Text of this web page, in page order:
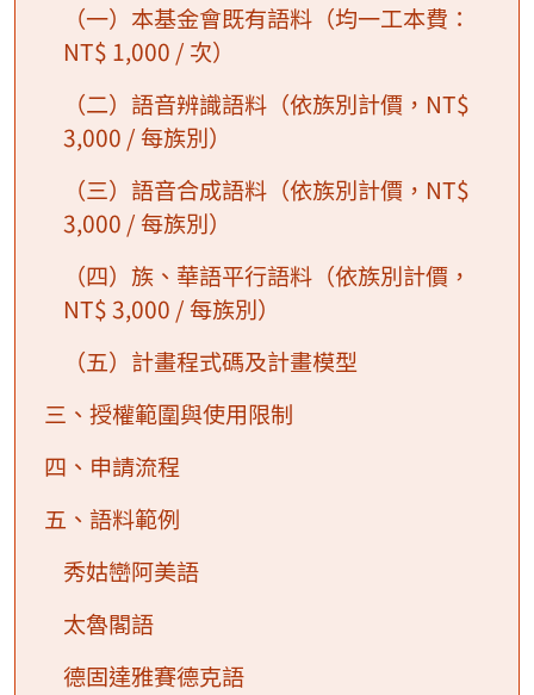
（一）本基金會既有語料（均一工本費：
NT$ 1,000 / 次）
（二）語音辨識語料（依族別計價，NT$
3,000 / 每族別）
（三）語音合成語料（依族別計價，NT$
3,000 / 每族別）
（四）族、華語平行語料（依族別計價，
NT$ 3,000 / 每族別）
（五）計畫程式碼及計畫模型
三、授權範圍與使用限制
四、申請流程
五、語料範例
秀姑巒阿美語
太魯閣語
德固達雅賽德克語